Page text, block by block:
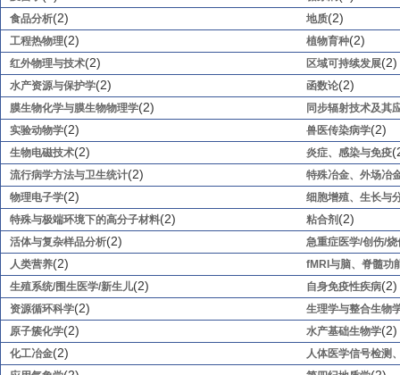
食品分析(2) 地质(2)
工程热物理(2) 植物育种(2)
红外物理与技术(2) 区域可持续发展(2)
水产资源与保护学(2) 函数论(2)
膜生物化学与膜生物物理学(2)
同步辐射技术及其
实验动物学(2) 兽医传染病学(2)
生物电磁技术(2) 炎症、感染与免疫
流行病学方法与卫生统计(2)
特殊冶金、外场冶
物理电子学(2)
细胞增殖、生长与
特殊与极端环境下的高分子材料(2) 粘合剂 (2)
活体与复杂样品分析(2)
急重症医学/创伤/
人类营养(2)
fMRI与脑、脊髓功
生殖系统/围生医学/新生儿(2) 自身免疫性疾病(2)
资源循环科学(2)
生理学与整合生物
原子簇化学(2) 水产基础生物学(2)
化工冶金(2)
人体医学信号检测